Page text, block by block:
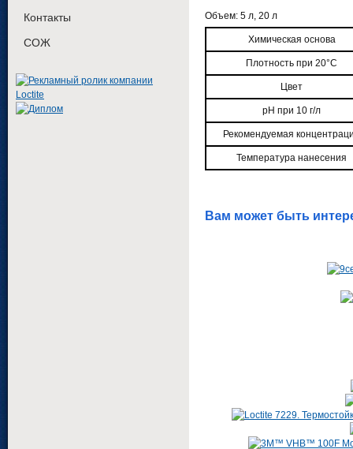
Контакты
СОЖ
Объем: 5 л, 20 л
Химическая основа
Плотность при 20°C
Цвет
pH при 10 г/л
Рекомендуемая
Температура нанесения
Вам может быть